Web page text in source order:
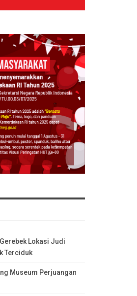
Lokasi Judi
Terciduk
Museum Perjuangan